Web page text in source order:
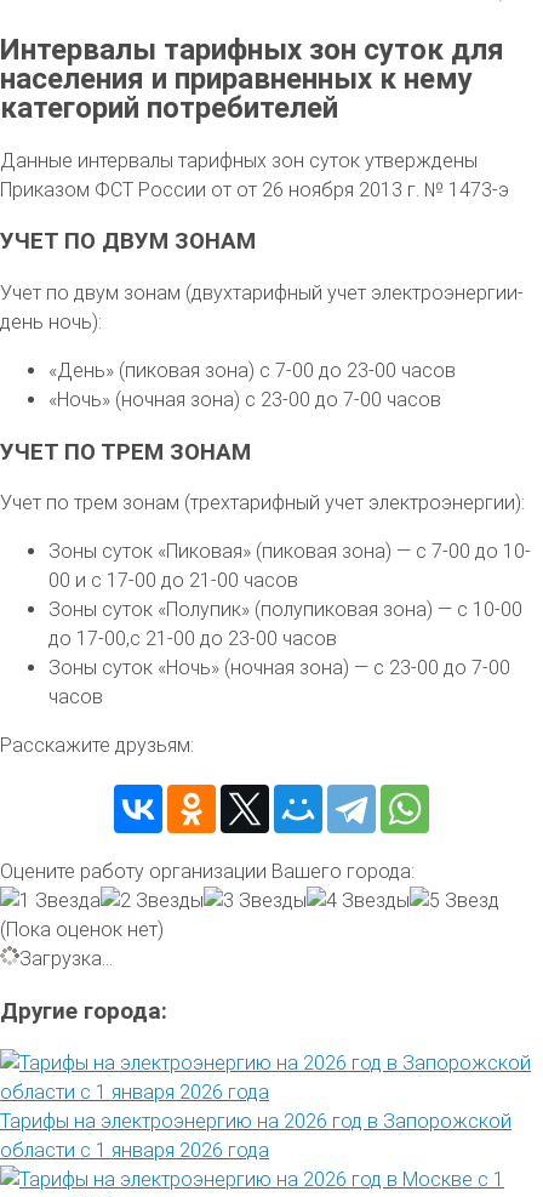
Интервалы тарифных зон суток для
населения и приравненных к нему
категорий потребителей
Данные интервалы тарифных зон суток утверждены
Приказом ФСТ России от от 26 ноября 2013 г. № 1473-э
УЧЕТ ПО ДВУМ ЗОНАМ
Учет по двум зонам (двухтарифный учет электроэнергии-
день ночь):
«День» (пиковая зона) с 7-00 до 23-00 часов
«Ночь» (ночная зона) с 23-00 до 7-00 часов
УЧЕТ ПО ТРЕМ ЗОНАМ
Учет по трем зонам (трехтарифный учет электроэнергии):
Зоны суток «Пиковая» (пиковая зона) — с 7-00 до 10-
00 и с 17-00 до 21-00 часов
Зоны суток «Полупик» (полупиковая зона) — с 10-00
до 17-00,с 21-00 до 23-00 часов
Зоны суток «Ночь» (ночная зона) — с 23-00 до 7-00
часов
Расскажите друзьям:
Оцените работу организации Вашего города:
(Пока оценок нет)
Загрузка...
Другие города:
Тарифы на электроэнергию на 2026 год в Запорожской
области с 1 января 2026 года